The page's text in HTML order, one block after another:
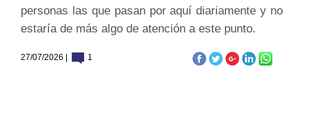
personas las que pasan por aquí diariamente y no
estaría de más algo de atención a este punto.
27/07/2026 | 1